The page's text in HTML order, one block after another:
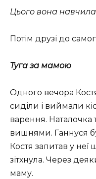
Цього вона
Потім друзі до
Туга за мамою
Одного вечора
сиділи і виймали
варення. Наталочка
вишнями. Ганнуся
Костя запитав у неї
зітхнула. Через
маму.